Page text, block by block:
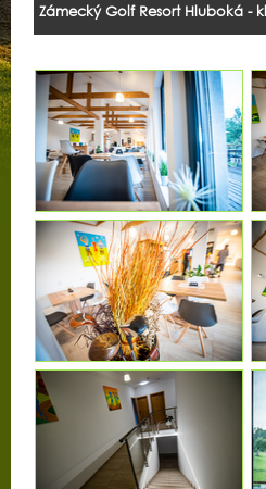
Zámecký Golf Resort Hluboká -